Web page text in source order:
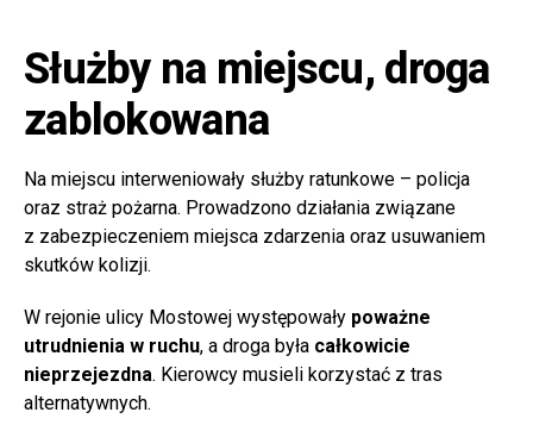
Służby na miejscu, droga
zablokowana
Na miejscu interweniowały służby ratunkowe – policja
oraz straż pożarna. Prowadzono działania związane
z zabezpieczeniem miejsca zdarzenia oraz usuwaniem
skutków kolizji.
W rejonie ulicy Mostowej występowały poważne
utrudnienia w ruchu, a droga była całkowicie
nieprzejezdna. Kierowcy musieli korzystać z tras
alternatywnych.